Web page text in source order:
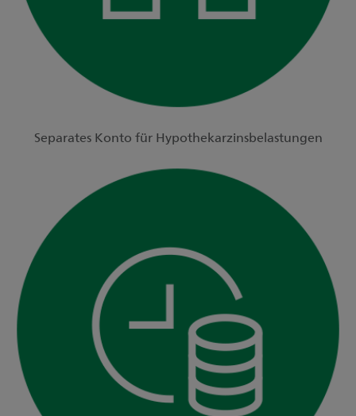
Separates Konto für Hypothekarzinsbelastungen